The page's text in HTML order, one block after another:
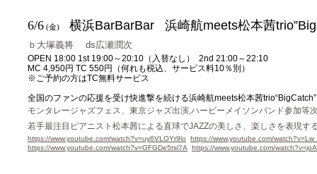
6/6 (金) 横浜BarBarBar 浜崎航meets松本茜
ｂ大塚義将 ds広瀬潤次
OPEN 18:00 1st 19:00～20:10（入替なし） 2nd 21:00～22:10
MC 4,950円 TC 550円（何れも税込、サービス料10％別）
※ご予約の方はTC無料サービス
全国のファンの応援を受け快進撃を続ける浜崎航meets松本茜
モンタレージャズフェス、東京ジャズ出演,ハービーメイソンバンド参加等
若手最注目ピアニスト松本茜による直球でJAZZの美しさ、楽しさを表現す
https://www.youtube.com/watch?v=uy6VLOYr9lo
https://www.youtube.com/
https://www.youtube.com/watch?v=GFGDe5tsl7A
https://www.youtube.com/